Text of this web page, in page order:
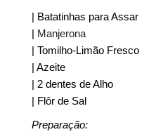
| Batatinhas para Assar
| Manjerona
| Tomilho-Limão Fresco
| Azeite
| 2 dentes de Alho
| Flôr de Sal
Preparação: